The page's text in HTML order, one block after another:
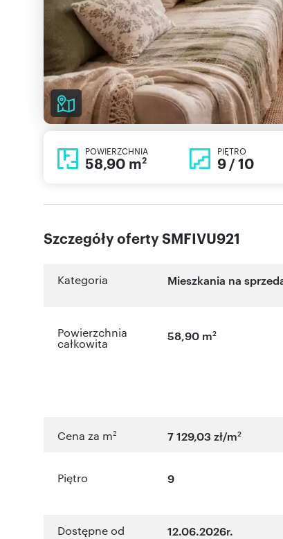
POWIERZCHNIA
58,90 m2
PIĘTRO
9 / 10
Szczegóły oferty SMFIVU921
Kategoria Mieszkania na
Powierzchnia
całkowita
58,90 m2
Cena za m2 7 129,03 zł/m2
Piętro 9
Dostępne od 12.06.2026r.